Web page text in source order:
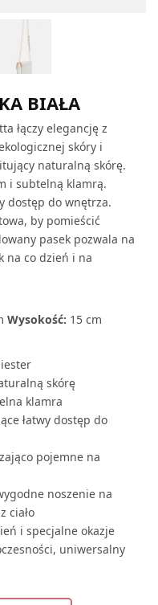
BIAŁA
łączy elegancję z
skóry i
naturalną skórę.
i subtelną klamrą.
dostęp do wnętrza.
by pomieścić
pasek pozwala na
na co dzień i na
Wysokość: 15 cm
skórę
klamra
łatwy dostęp do
pojemne na
noszenie na
ciało
i specjalne okazje
uniwersalny